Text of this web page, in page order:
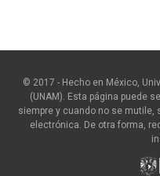
© 2017 - Hecho en México,
(UNAM). Esta página puede
siempre y cuando no se
electrónica. De otra forma,